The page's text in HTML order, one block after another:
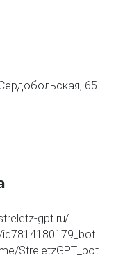
65
gpt.ru/
StreletzGPT_bot